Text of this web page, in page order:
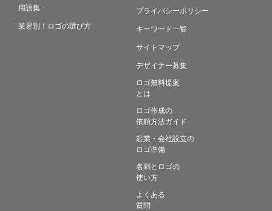
用語集
業界別！ロゴの選び方
プライバシーポリシー
キーワード一覧
サイトマップ
デザイナー募集
ロゴ無料提案
とは
ロゴ作成の
依頼方法ガイド
起業・会社設立の
ロゴ準備
名刺とロゴの
使い方
よくある
質問